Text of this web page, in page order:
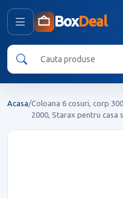
BoxDeal
Acasa/Coloana 6 cosuri, corp
2000, Starax pentru casa